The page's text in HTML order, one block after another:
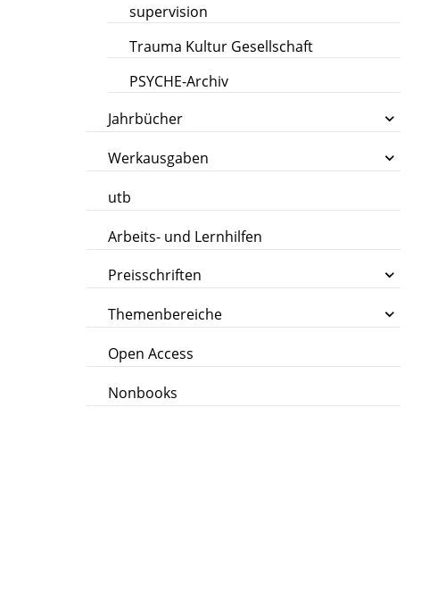
supervision
Trauma Kultur Gesellschaft
PSYCHE-Archiv
Jahrbücher
Werkausgaben
utb
Arbeits- und Lernhilfen
Preisschriften
Themenbereiche
Open Access
Nonbooks